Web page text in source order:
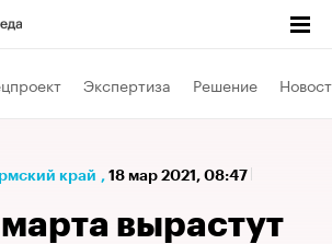
Экспертиза Решение
край , 18 мар 2021, 08:47
марта вырастут